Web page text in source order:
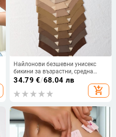
Найлонови безшевни унисекс
бикини за възрастни, средна
талия, памучна вложка, плетена
34.79 €/68.04 лв
add_shopping_cart